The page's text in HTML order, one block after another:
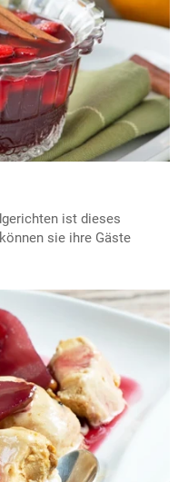
ist dieses
sie ihre Gäste